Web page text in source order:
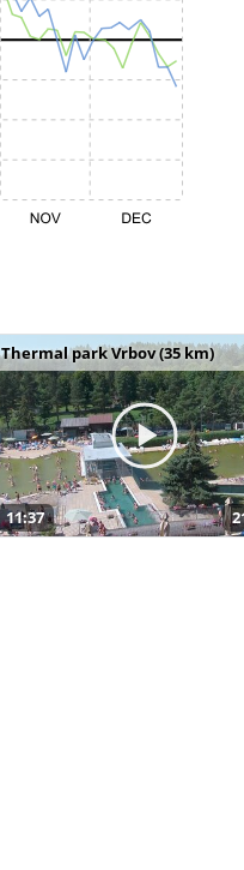
Thermal park Vrbov (35 km)
11:37